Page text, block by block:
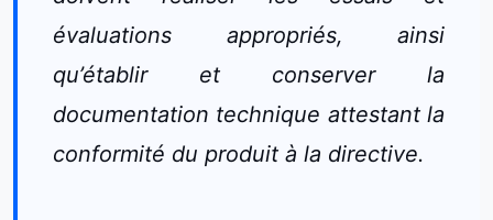
évaluations appropriés, ainsi
qu’établir et conserver la
documentation technique attestant la
conformité du produit à la directive.